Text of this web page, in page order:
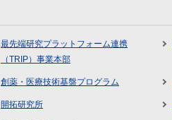
最先端研究プラットフォーム連携
（TRIP）事業本部
創薬・医療技術基盤プログラム
開拓研究所